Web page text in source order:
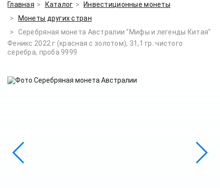
Главная Каталог
Инвестиционные монеты
Монеты других стран
Серебряная монета Австралии "Мифы и легенды Китая"
Феникс 2022 г (красная с золотом), 31,1 гр. чистого
серебра, проба 9999